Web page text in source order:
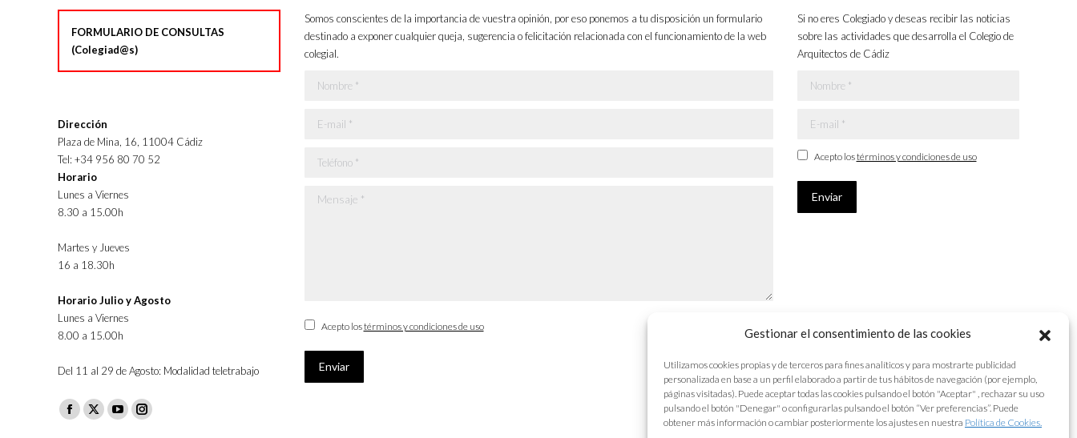
Gestionar el consentimiento de las cookies
Utilizamos cookies propias y de terceros para fines analíticos y para mostrarte publicidad
personalizada en base a un perfil elaborado a partir de tus hábitos de navegación (por ejemplo,
páginas visitadas). Puede aceptar todas las cookies pulsando el botón "Aceptar" , rechazar su uso
pulsando el botón "Denegar" o configurarlas pulsando el botón “Ver preferencias”. Puede
obtener más información o cambiar posteriormente los ajustes en nuestra Política de Cookies.
FORMULARIO DE CONSULTAS
(Colegiad@s)
Dirección
Plaza de Mina, 16, 11004 Cádiz
Tel: +34 956 80 70 52
Horario
Lunes a Viernes
8.30 a 15.00h
Martes y Jueves
16 a 18.30h
Horario Julio y Agosto
Lunes a Viernes
8.00 a 15.00h
Del 11 al 29 de Agosto: Modalidad teletrabajo
Facebook
X
YouTubeInstagram
Somos conscientes de la importancia de vuestra opinión, por eso ponemos a tu disposición un formulario
destinado a exponer cualquier queja, sugerencia o felicitación relacionada con el funcionamiento de la web
colegial.
Nombre *
E-mail *
Teléfono *
Mensaje *
Acepto lostérminos y condiciones de uso
Enviar
Si no eres Colegiado y deseas recibir las noticias
sobre las actividades que desarrolla el Colegio de
Arquitectos de Cádiz
Nombre *
E-mail *
Acepto lostérminos y condiciones de uso
Enviar